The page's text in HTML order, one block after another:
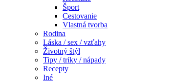
Šport
Cestovanie
Vlastná tvorba
Rodina
Láska / sex / vzťahy
Životný štýl
Tipy / triky / nápady
Recepty
Iné